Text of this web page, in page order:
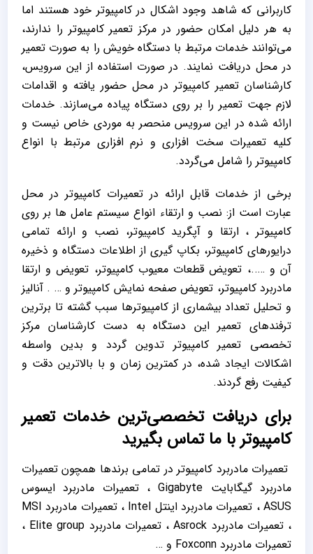
کاربرانی که شاهد وجود اشکال در کامپیوتر خود هستند اما
به هر دلیل امکان حضور در مرکز تعمیر کامپیوتر را ندارند،
می‌توانند خدمات مرتبط با دستگاه خویش را به صورت تعمیر
در محل دریافت نمایند. در صورت استفاده از این سرویس،
کارشناسان تعمیر کامپیوتر در محل حضور یافته و اقدامات
لازم جهت تعمیر را بر روی دستگاه پیاده می‌سازند. خدمات
ارائه شده در این سرویس منحصر به موردی خاص نیست و
کلیه تعمیرات سخت افزاری و نرم افزاری مرتبط با انواع
کامپیوتر را شامل می‌گردد.
برخی از خدمات قابل ارائه در تعمیرات کامپیوتر در محل
عبارت است از: نصب و ارتقاء انواع سیستم عامل ها بر روی
کامپیوتر ، ارتقا و آپگرید کامپیوتر، نصب و ارائه تمامی
درایورهای کامپیوتر، بکاپ گیری از اطلاعات دستگاه و ذخیره
آن و …..، تعویض قطعات معیوب کامپیوتر، تعویض و ارتقا
مادربرد کامپیوتر، تعویض صفحه نمایش کامپیوتر و … . آنالیز
و تحلیل تعداد بیشماری از کامپیوترها سبب گشته تا برترین
ترفندهای تعمیر این دستگاه به دست کارشناسان مرکز
تخصصی تعمیر کامپیوتر تدوین گردد و بدین واسطه
اشکالات ایجاد شده، در کمترین زمان و با بالاترین دقت و
کیفیت رفع گردند.
برای دریافت تخصصی‌ترین خدمات تعمیر
کامپیوتر با ما تماس بگیرید
تعمیرات مادربرد کامپیوتر در تمامی برندها همچون تعمیرات
مادربرد گیگابایت Gigabyte ، تعمیرات مادربرد ایسوس
ASUS ، تعمیرات مادربرد اینتل Intel ، تعمیرات مادربرد MSI
، تعمیرات مادربرد Asrock ، تعمیرات مادربرد Elite group ،
تعمیرات مادربرد Foxconn و …